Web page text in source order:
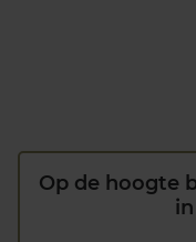
Op de hoogte